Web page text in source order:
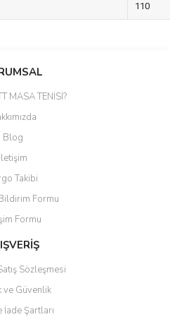
110
siz yapın!
görüntülenemiyor.
bulunuyor.
pahalı.
olmalı.
MASA TENİSİ?
Blog
İletişim
Takibi
Formu
Formu
Sözleşmesi
ve Güvenlik
İade Şartları